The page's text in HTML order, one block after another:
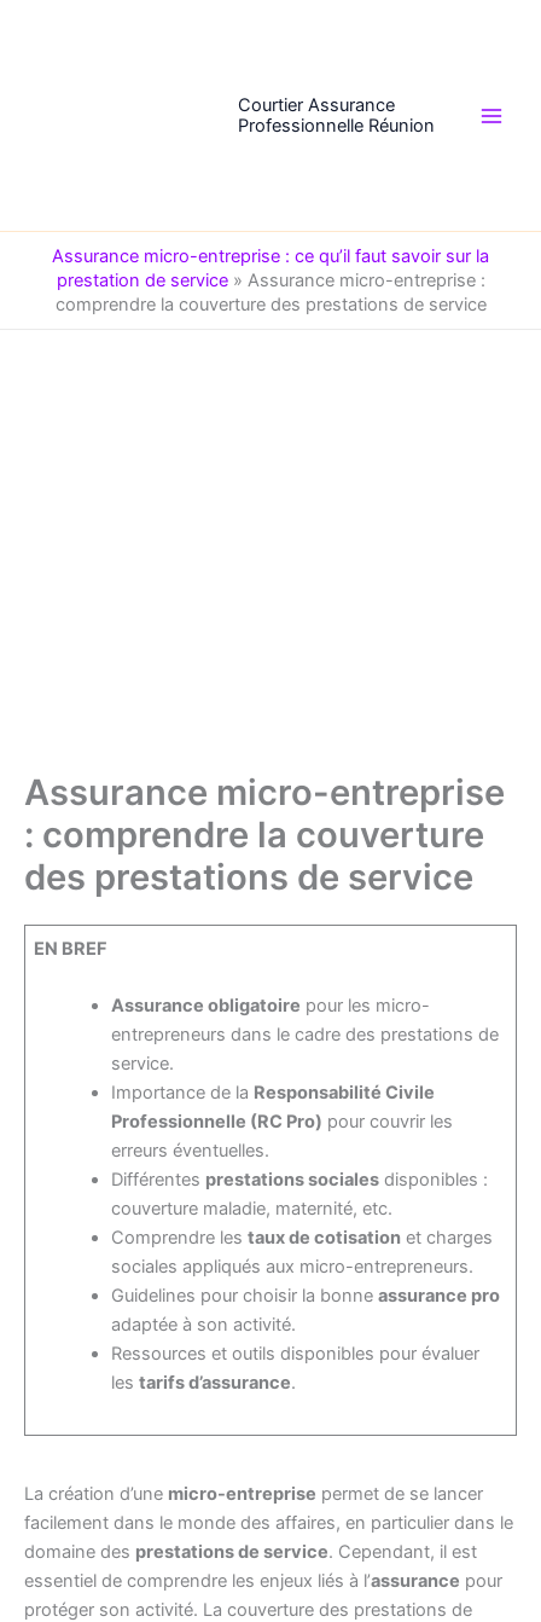
Courtier Assurance
Professionnelle Réunion
Assurance micro-entreprise : ce qu’il faut savoir sur la
prestation de service» Assurance micro-entreprise :
comprendre la couverture des prestations de service
Assurance micro-entreprise
: comprendre la couverture
des prestations de service
EN BREF
Assurance obligatoire pour les micro-
entrepreneurs dans le cadre des prestations de
service.
Importance de la Responsabilité Civile
Professionnelle (RC Pro) pour couvrir les
erreurs éventuelles.
Différentes prestations sociales disponibles :
couverture maladie, maternité, etc.
Comprendre lestaux de cotisation et charges
sociales appliqués aux micro-entrepreneurs.
Guidelines pour choisir la bonneassurance pro
adaptée à son activité.
Ressources et outils disponibles pour évaluer
lestarifs d’assurance.
La création d’une micro-entreprise permet de se lancer
facilement dans le monde des affaires, en particulier dans le
domaine des prestations de service. Cependant, il est
essentiel de comprendre les enjeux liés à l’assurance pour
protéger son activité. La couverture des prestations de